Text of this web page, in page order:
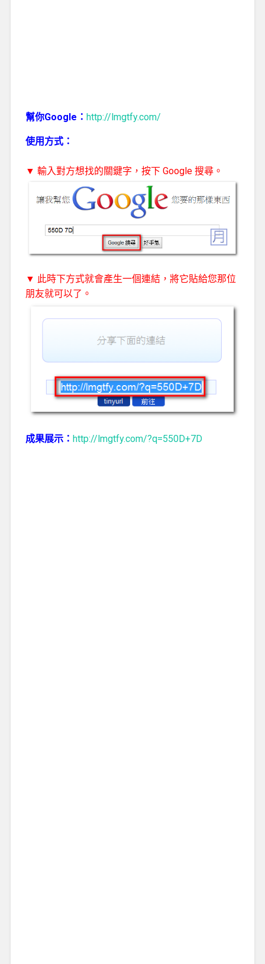
幫你Google： http://lmgtfy.com/
使用方式：
▼ 輸入對方想找的關鍵字，按下 Google 搜尋。
▼ 此時下方式就會產生一個連結，將它貼給您那位
朋友就可以了。
成果展示： http://lmgtfy.com/?q=550D+7D